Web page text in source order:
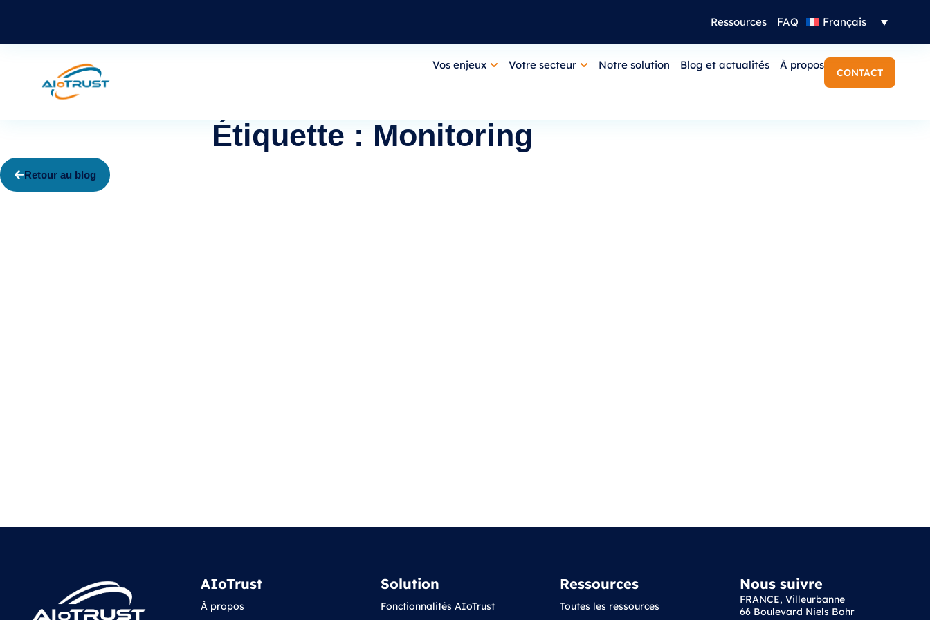
Ressources FAQ Français
Vos enjeux Votre secteur Notre solution Blog et actualités À propos
CONTACT
Étiquette : Monitoring
Retour au blog
AIoTrust
À propos
Solution
Fonctionnalités AIoTrust
Ressources
Toutes les ressources
Nous suivre
FRANCE, Villeurbanne
66 Boulevard Niels Bohr